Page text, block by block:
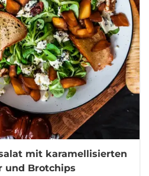
mit karamellisierten
und Brotchips